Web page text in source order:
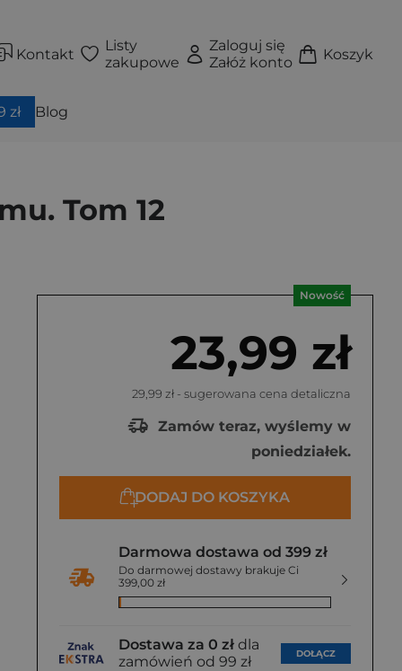
Kontakt
Listy
zakupowe
Zaloguj się
Załóż konto
Koszyk
zł Blog
Tom 12
Nowość
23,99 zł
29,99 zł - sugerowana cena detaliczna
Zamów teraz, wyślemy w
poniedziałek.
DODAJ DO KOSZYKA
Darmowa dostawa od 399 zł
Do darmowej dostawy brakuje Ci
399,00 zł
Dostawa za 0 zł dla
zamówień od 99 zł
DOŁĄCZ